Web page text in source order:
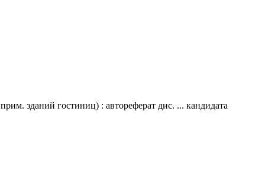
зданий гостиниц) : автореферат дис. ... кандидата